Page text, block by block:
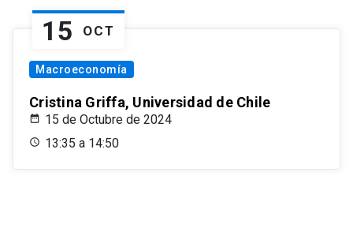
15 OCT
Macroeconomía
Cristina Griffa, Universidad de Chile
15 de Octubre de 2024
13:35 a 14:50